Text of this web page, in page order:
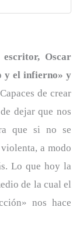
Oscar
y el infierno» y
Capaces de crear
dejar que nos
que si no se
a modo
Lo que hoy la
de la cual el
nos hace